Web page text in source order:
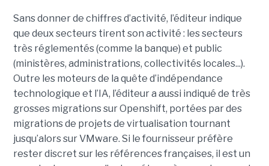
Sans donner de chiffres d’activité, l’éditeur indique
que deux secteurs tirent son activité : les secteurs
très réglementés (comme la banque) et public
(ministères, administrations, collectivités locales...).
Outre les moteurs de la quête d’indépendance
technologique et l’IA, l’éditeur a aussi indiqué de très
grosses migrations sur Openshift, portées par des
migrations de projets de virtualisation tournant
jusqu’alors sur VMware. Si le fournisseur préfère
rester discret sur les références françaises, il est un